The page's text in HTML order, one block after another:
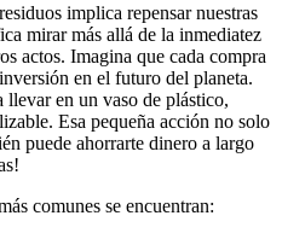
implica repensar nuestras
mirar más allá de la inmediatez
actos. Imagina que cada compra
en el futuro del planeta.
en un vaso de plástico,
Esa pequeña acción no solo
puede ahorrarte dinero a largo
comunes se encuentran: